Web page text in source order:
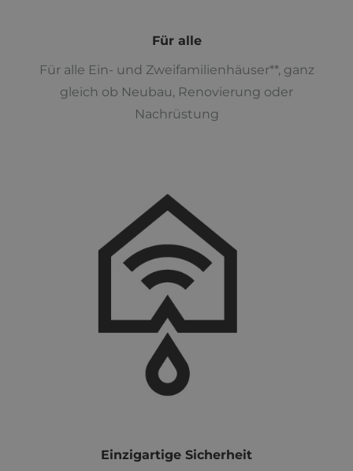
Für alle
Für alle Ein- und Zweifamilienhäuser**, ganz
gleich ob Neubau, Renovierung oder
Nachrüstung
Einzigartige Sicherheit